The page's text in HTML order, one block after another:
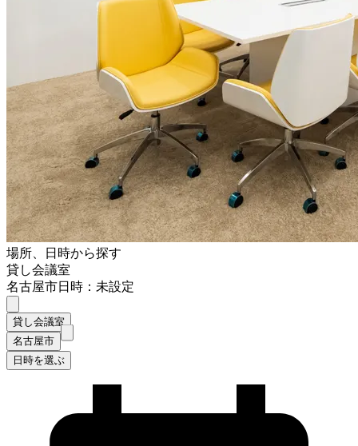
場所、日時から探す
貸し会議室
名古屋市日時：未設定
貸し会議室
名古屋市
日時を選ぶ